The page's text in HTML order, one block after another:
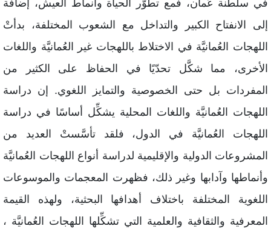
سلطنة عُمان، فمع تطوُّر الحياة وأنماط العيش، إضافة
الانفتاح الكبير والتداخل مع الشعوب المختلفة، بدأتْ
العُمانيَّة في الاختلاط باللهجات غير العُمانيَّة واللغات
مما شكَّل تحدّيًا في الحفاظ على الكثير من
بل حتى الخصوصية والتمايز اللغوي. إن دراسة
العُمانيَّة واللغات المحلية يشكِّل أساسًا في دراسة
العُمانيَّة في الدول، فلقد تأسَّستْ العديد من
الدولية والإقليمية لدراسة أنواع اللهجات العُمانيَّة
وآدابها وغير ذلك، فظهرت المعجمات والموسوعات
المختلفة باختلاف أهدافها البحثية، ولهذه القيمة
والثقافية والعلمية التي تشكِّلها اللهجات العُمانيَّة ،